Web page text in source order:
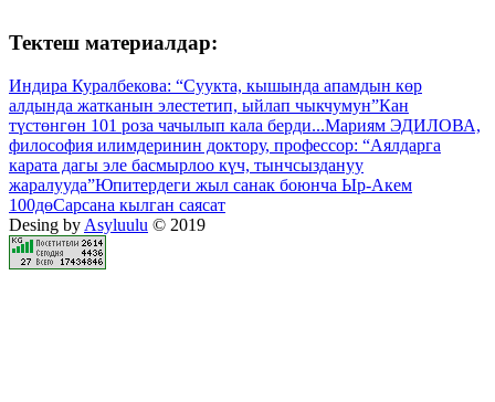
Тектеш материалдар:
Индира Куралбекова: “Суукта, кышында апамдын көр
алдында жатканын элестетип, ыйлап чыкчумун”Кан
түстөнгөн 101 роза чачылып кала берди...Мариям ЭДИЛОВА,
философия илимдеринин доктору, профессор: “Аялдарга
карата дагы эле басмырлоо күч, тынчсыздануу
жаралууда”Юпитердеги жыл санак боюнча Ыр-Акем
100дөСарсана кылган саясат
Desing by Asyluulu © 2019